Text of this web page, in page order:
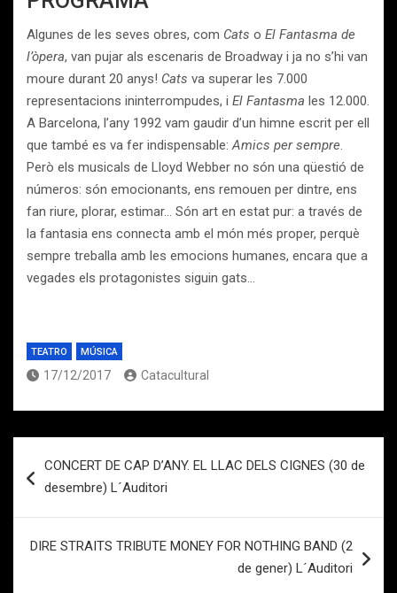
Algunes de les seves obres, com Cats o El Fantasma de
l’òpera, van pujar als escenaris de Broadway i ja no s’hi van
moure durant 20 anys! Cats va superar les 7.000
representacions ininterrompudes, i El Fantasma les 12.000.
A Barcelona, l’any 1992 vam gaudir d’un himne escrit per ell
que també es va fer indispensable:Amics per sempre.
Però els musicals de Lloyd Webber no són una qüestió de
números: són emocionants, ens remouen per dintre, ens
fan riure, plorar, estimar… Són art en estat pur: a través de
la fantasia ens connecta amb el món més proper, perquè
sempre treballa amb les emocions humanes, encara que a
vegades els protagonistes siguin gats…
TEATRO MÚSICA
17/12/2017 Catacultural
de
CONCERT DE CAP D’ANY. EL LLAC DELS CIGNES (30 de
desembre) L´Auditori
DIRE STRAITS TRIBUTE MONEY FOR NOTHING BAND (2
de gener) L´Auditori